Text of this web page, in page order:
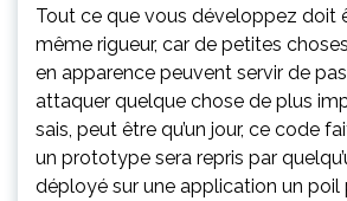
Tout ce que vous développez doit
même rigueur, car de petites
en apparence peuvent servir de
attaquer quelque chose de plus
sais, peut être qu’un jour, ce code
un prototype sera repris par
déployé sur une application un poil